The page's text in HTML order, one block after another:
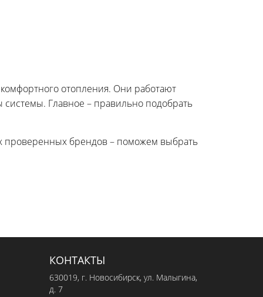
отопления. Они работают
Главное – правильно подобрать
проверенных брендов – поможем выбрать
КОНТАКТЫ
630019, г. Новосибирск, ул. Малыгина,
д. 7